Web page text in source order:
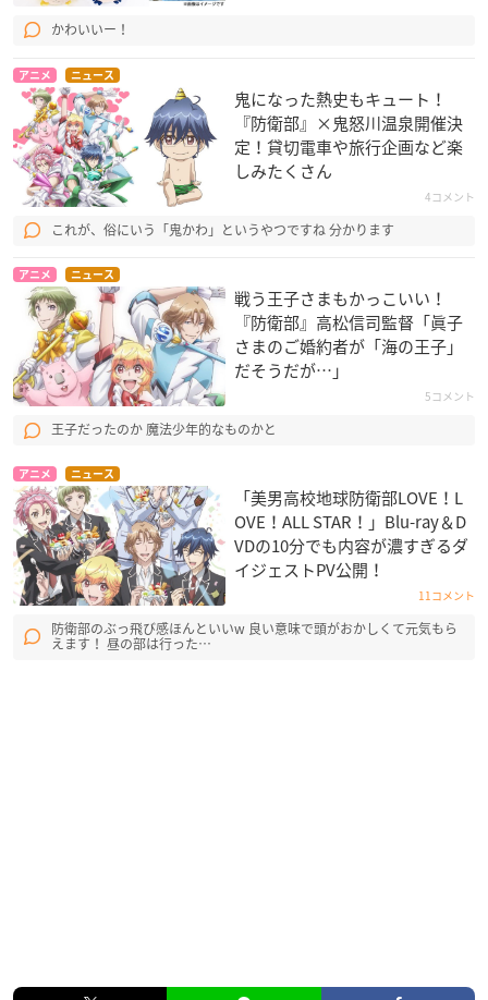
かわいいー！
アニメ ニュース
鬼になった熱史もキュート！
『防衛部』×鬼怒川温泉開催決
定！貸切電車や旅行企画など楽
しみたくさん
4コメント
これが、俗にいう「鬼かわ」というやつですね 分かります
アニメ ニュース
戦う王子さまもかっこいい！
『防衛部』高松信司監督「眞子
さまのご婚約者が「海の王子」
だそうだが…」
5コメント
王子だったのか 魔法少年的なものかと
アニメ ニュース
「美男高校地球防衛部LOVE！L
OVE！ALL STAR！」Blu-ray＆D
VDの10分でも内容が濃すぎるダ
イジェストPV公開！
11コメント
防衛部のぶっ飛び感ほんといいw 良い意味で頭がおかしくて元気もら
えます！ 昼の部は行った…